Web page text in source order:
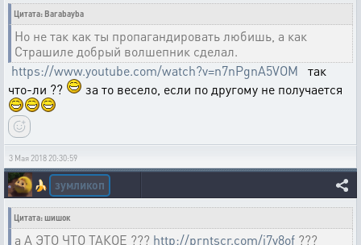
Цитата: Barabayba
Но не так как ты пропагандировать любишь, а как
Страшиле добрый волшепник сделал.
https://www.youtube.com/watch?v=n7nPgnA5VOM так
что-ли ??
за то весело, если по другому не получается
3 Мая 2018 20:30:59
🍌 зумликоп
Цитата: шишок
а А ЭТО ЧТО ТАКОЕ ??? http://prntscr.com/j7v8of ???